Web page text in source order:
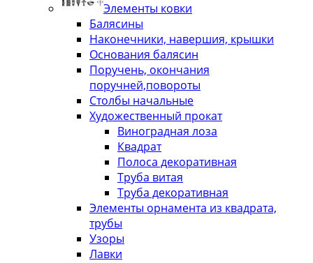
Элементы ковки
Балясины
Наконечники, навершия, крышки
Основания балясин
Поручень, окончания
поручней,повороты
Столбы начальные
Художественный прокат
Виноградная лоза
Квадрат
Полоса декоративная
Труба витая
Труба декоративная
Элементы орнамента из квадрата,
трубы
Узоры
Лавки